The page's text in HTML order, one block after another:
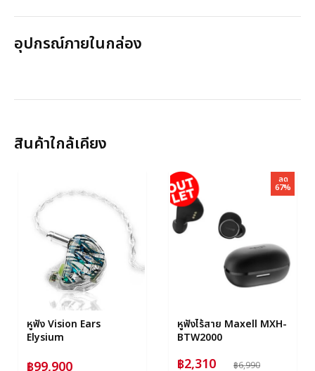
อุปกรณ์ภายในกล่อง
สินค้าใกล้เคียง
หูฟัง Vision Ears
Elysium
ลด
67%
หูฟังไร้สาย Maxell MXH-
BTW2000
฿2,310 ฿6,990